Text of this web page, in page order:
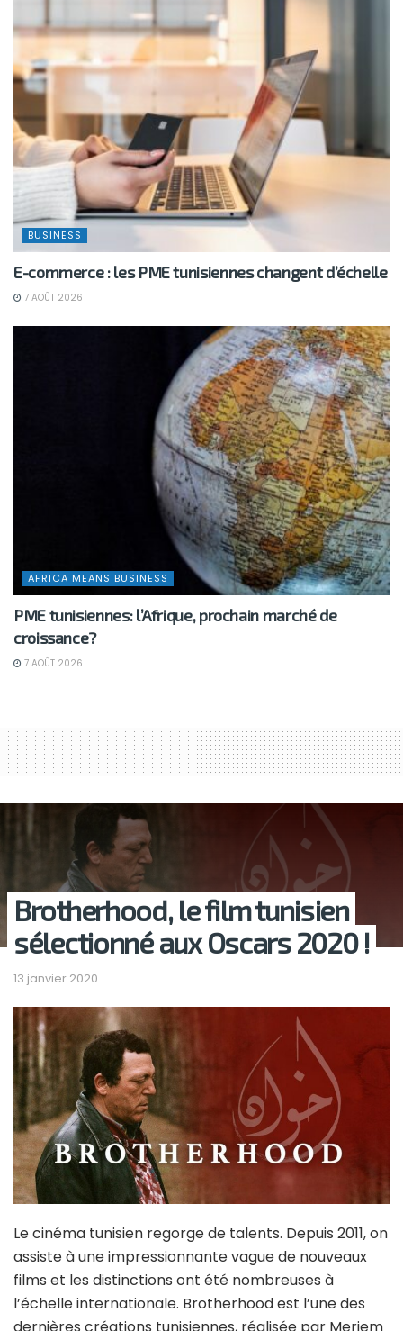
BUSINESS
E-commerce : les PME tunisiennes changent d’échelle
7 AOÛT 2026
AFRICA MEANS BUSINESS
PME tunisiennes: l’Afrique, prochain marché de
croissance?
7 AOÛT 2026
Brotherhood, le film tunisien
sélectionné aux Oscars 2020 !
13 janvier 2020
Le cinéma tunisien regorge de talents. Depuis 2011, on
assiste à une impressionnante vague de nouveaux
films et les distinctions ont été nombreuses à
l’échelle internationale. Brotherhood est l’une des
dernières créations tunisiennes, réalisée par Meriem